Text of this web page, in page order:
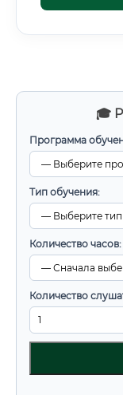
🎓
Программа
Тип обучения:
Количество часов:
Количество